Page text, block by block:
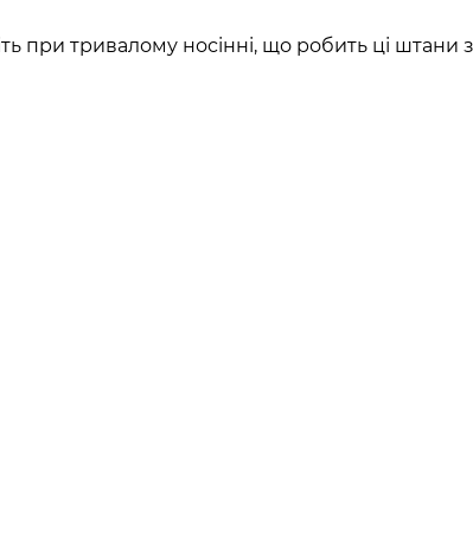
при тривалому носінні, що робить ці